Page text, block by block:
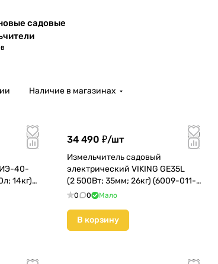
садовые
Наличие в магазинах
40-
14кг)
34 490 ₽/шт
Измельчитель садовый
электрический VIKING GE35L
(2 500Вт; 35мм; 26кг) (6009-011-
1125)
0 0 Мало
В корзину